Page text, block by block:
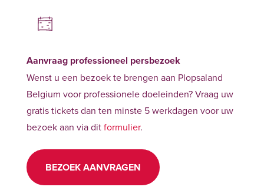
Aanvraag professioneel persbezoek
Wenst u een bezoek te brengen aan Plopsaland
Belgium voor professionele doeleinden? Vraag uw
gratis tickets dan ten minste 5 werkdagen voor uw
bezoek aan via ditformulier.
BEZOEK AANVRAGEN